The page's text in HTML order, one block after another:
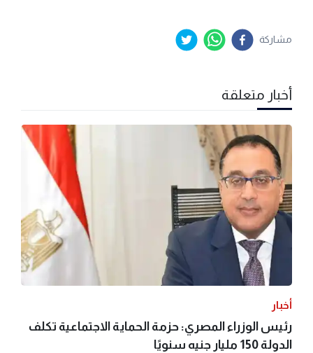
مشاركة
أخبار متعلقة
أخبار
رئيس الوزراء المصري: حزمة الحماية الاجتماعية تكلف
الدولة 150 مليار جنيه سنويًا